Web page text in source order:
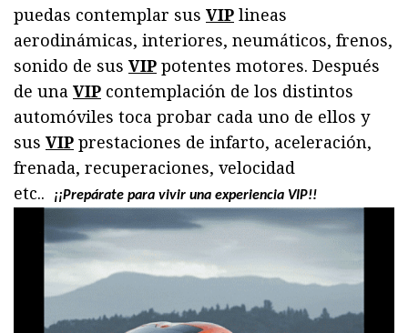
puedas contemplar sus VIP lineas
aerodinámicas, interiores, neumáticos, frenos,
sonido de sus VIP potentes motores. Después
de una VIP contemplación de los distintos
automóviles toca probar cada uno de ellos y
sus VIP prestaciones de infarto, aceleración,
frenada, recuperaciones, velocidad
etc..
¡¡Prepárate para vivir una experiencia VIP!!